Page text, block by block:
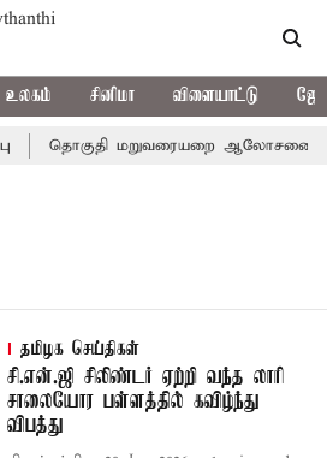
உலகம் சினிமா விளையாட்டு
தொகுதி மறுவரையறை ஆலோசனைக்
தமிழக செய்திகள்
சி.என்.ஜி சிலிண்டர் ஏற்றி வந்த லாரி
சாலையோர பள்ளத்தில் கவிழ்ந்து
விபத்து